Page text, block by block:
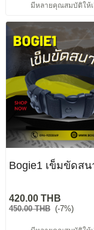
มีหลายคุณสมบัติให้
Bogie1 เข็มขัดสน
420.00 THB
450.00 THB (-7%)